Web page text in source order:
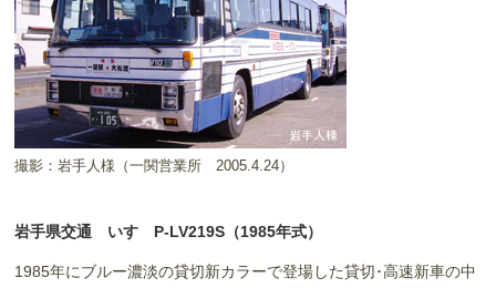
撮影：岩手人様（一関営業所 2005.4.24）
岩手県交通 いすゞP-LV219S（1985年式）
1985年にブルー濃淡の貸切新カラーで登場した貸切･高速新車の中